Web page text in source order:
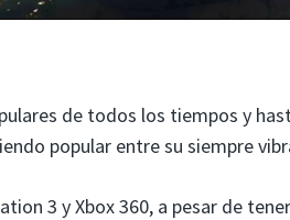
de todos los tiempos y
popular entre su siempre
3 y Xbox 360, a pesar de